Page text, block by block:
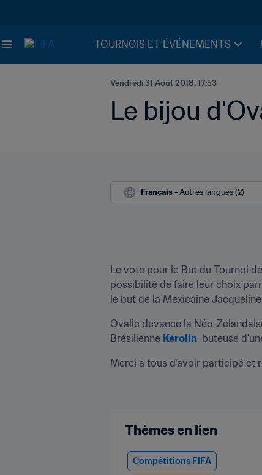
TOURNOIS ET ÉVÉNEMENTS
Vendredi 31 Août 2018, 17:53
Le bijou
Français - Autres langues (2)
Le vote pour le But du Tournoi
possibilité de faire leur choix
le but de la Mexicaine
Ovalle devance la Néo-
Brésilienne Kerolin, buteuse
Merci à tous d'avoir participé et
Thèmes en lien
Compétitions FIFA